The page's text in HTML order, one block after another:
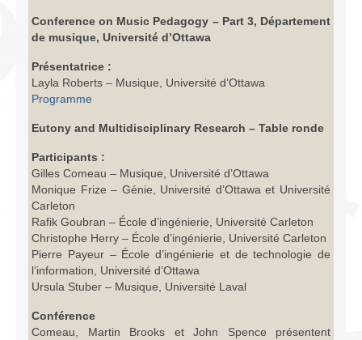
Conference on Music Pedagogy – Part 3, Département
de musique, Université d’Ottawa
Présentatrice :
Layla Roberts – Musique, Université d’Ottawa
Programme
Eutony and Multidisciplinary Research – Table ronde
Participants :
Gilles Comeau – Musique, Université d’Ottawa
Monique Frize – Génie, Université d’Ottawa et Université
Carleton
Rafik Goubran – École d’ingénierie, Université Carleton
Christophe Herry – École d’ingénierie, Université Carleton
Pierre Payeur – École d’ingénierie et de technologie de
l’information, Université d’Ottawa
Ursula Stuber – Musique, Université Laval
Conférence
Comeau, Martin Brooks et John Spence présentent